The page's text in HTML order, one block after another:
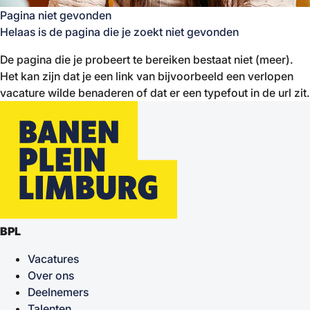
Pagina niet gevonden
Helaas is de pagina die je zoekt niet gevonden
De pagina die je probeert te bereiken bestaat niet (meer).
Het kan zijn dat je een link van bijvoorbeeld een verlopen
vacature wilde benaderen of dat er een typefout in de url zit.
BPL
Vacatures
Over ons
Deelnemers